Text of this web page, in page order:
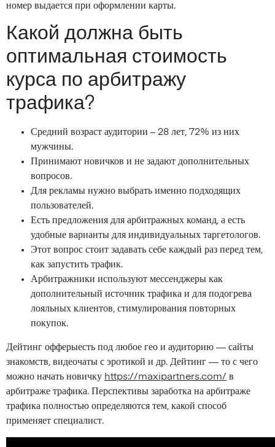
номер выдается при оформлении карты.
Какой должна быть
оптимальная стоимость
курса по арбитражу
трафика?
Средний возраст аудитории – 28 лет, 72% из них
мужчины.
Принимают новичков и не задают дополнительных
вопросов.
Для рекламы нужно выбрать именно подходящих
пользователей.
Есть предложения для арбитражных команд, а есть
удобные варианты для индивидуальных таргетологов.
Этот вопрос стоит задавать себе каждый раз перед тем,
как запустить трафик.
Арбитражники используют мессенджеры как
дополнительный источник трафика и для подогрева
лояльных клиентов, стимулирования повторных
покупок.
Дейтинг офферыесть под любое гео и аудиторию — сайты
знакомств, видеочаты с эротикой и др. Дейтинг — то с чего
можно начать новичку https://maxipartners.com/ в
арбитраже трафика. Перспективы заработка на арбитраже
трафика полностью определяются тем, какой способ
применяет специалист.